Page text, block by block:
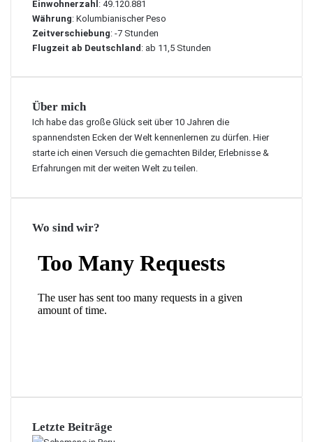
Einwohnerzahl : 49.120.881
Währung: Kolumbianischer Peso
Zeitverschiebung: -7 Stunden
Flugzeit ab Deutschland : ab 11,5 Stunden
Über mich
Ich habe das große Glück seit über 10 Jahren die
spannendsten Ecken der Welt kennenlernen zu dürfen. Hier
starte ich einen Versuch die gemachten Bilder, Erlebnisse &
Erfahrungen mit der weiten Welt zu teilen.
Wo sind wir?
Letzte Beiträge